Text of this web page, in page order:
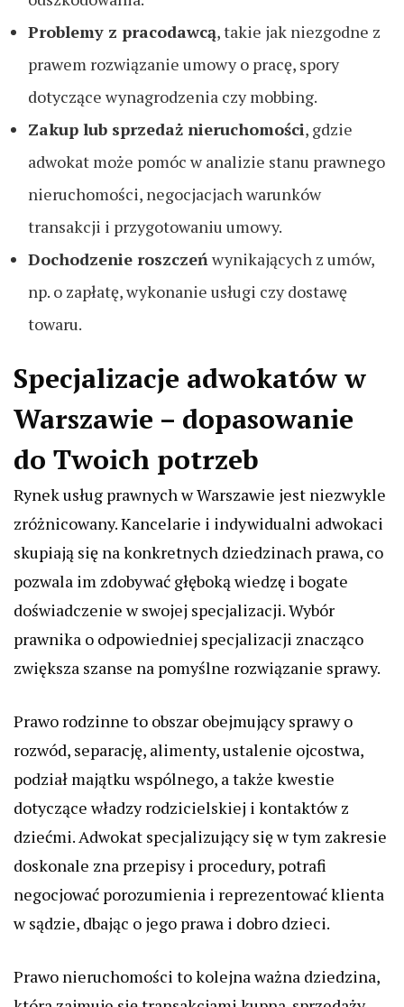
Problemy z pracodawcą, takie jak niezgodne z
prawem rozwiązanie umowy o pracę, spory
dotyczące wynagrodzenia czy mobbing.
Zakup lub sprzedaż nieruchomości, gdzie
adwokat może pomóc w analizie stanu prawnego
nieruchomości, negocjacjach warunków
transakcji i przygotowaniu umowy.
Dochodzenie roszczeń wynikających z umów,
np. o zapłatę, wykonanie usługi czy dostawę
towaru.
Specjalizacje adwokatów w
Warszawie – dopasowanie
do Twoich potrzeb
Rynek usług prawnych w Warszawie jest niezwykle
zróżnicowany. Kancelarie i indywidualni adwokaci
skupiają się na konkretnych dziedzinach prawa, co
pozwala im zdobywać głęboką wiedzę i bogate
doświadczenie w swojej specjalizacji. Wybór
prawnika o odpowiedniej specjalizacji znacząco
zwiększa szanse na pomyślne rozwiązanie sprawy.
Prawo rodzinne to obszar obejmujący sprawy o
rozwód, separację, alimenty, ustalenie ojcostwa,
podział majątku wspólnego, a także kwestie
dotyczące władzy rodzicielskiej i kontaktów z
dziećmi. Adwokat specjalizujący się w tym zakresie
doskonale zna przepisy i procedury, potrafi
negocjować porozumienia i reprezentować klienta
w sądzie, dbając o jego prawa i dobro dzieci.
Prawo nieruchomości to kolejna ważna dziedzina,